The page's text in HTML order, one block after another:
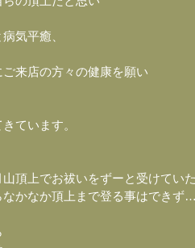
気平癒、
来店の方々の健康を願い
ています。
山頂上でお祓いをずーと受けてい
なかなか頂上まで登る事はできず